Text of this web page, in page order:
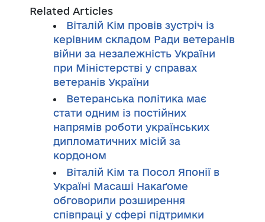
Related Articles
Віталій Кім провів зустріч із
керівним складом Ради ветеранів
війни за незалежність України
при Міністерстві у справах
ветеранів України
Ветеранська політика має
стати одним із постійних
напрямів роботи українських
дипломатичних місій за
кордоном
Віталій Кім та Посол Японії в
Україні Масаші Накаґоме
обговорили розширення
співпраці у сфері підтримки